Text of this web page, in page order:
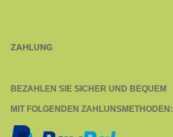
ZAHLUNG
BEZAHLEN SIE SICHER UND BEQUEM
MIT FOLGENDEN ZAHLUNSMETHODEN: